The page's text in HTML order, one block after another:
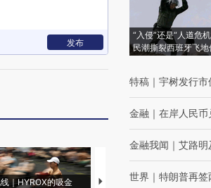
发布
｜HYROX的吸金
马航飞行员跨国走私7万
“入侵”还是“人道危
民潮撕裂西班牙飞地
特稿 ｜ 宇树发行
金融 ｜ 在岸人民
金融我闻 ｜ 艾路明
世界 ｜ 特朗普再签